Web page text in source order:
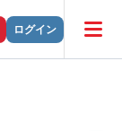
ログイン